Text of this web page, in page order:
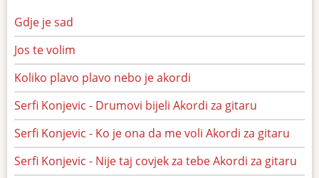
Gdje je sad
Jos te volim
Koliko plavo plavo nebo je akordi
Serfi Konjevic - Drumovi bijeli Akordi za gitaru
Serfi Konjevic - Ko je ona da me voli Akordi za gitaru
Serfi Konjevic - Nije taj covjek za tebe Akordi za gitaru